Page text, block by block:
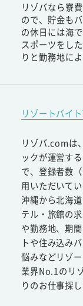
リゾバなら寮
ので、貯金も
の休日には海
スポーツをし
りと勤務地に
リゾートバイ
リゾバ.comは
ックが運営す
で、登録者数
用いただいてい
沖縄から北海
テル・旅館の
や勤務地、期
トや住み込み
悩みなどリゾ
業界No.1のリ
りのお仕事探